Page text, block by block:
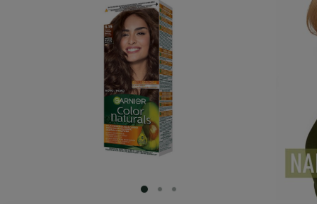
SLIDE 1
SLIDE 2
SLIDE 3